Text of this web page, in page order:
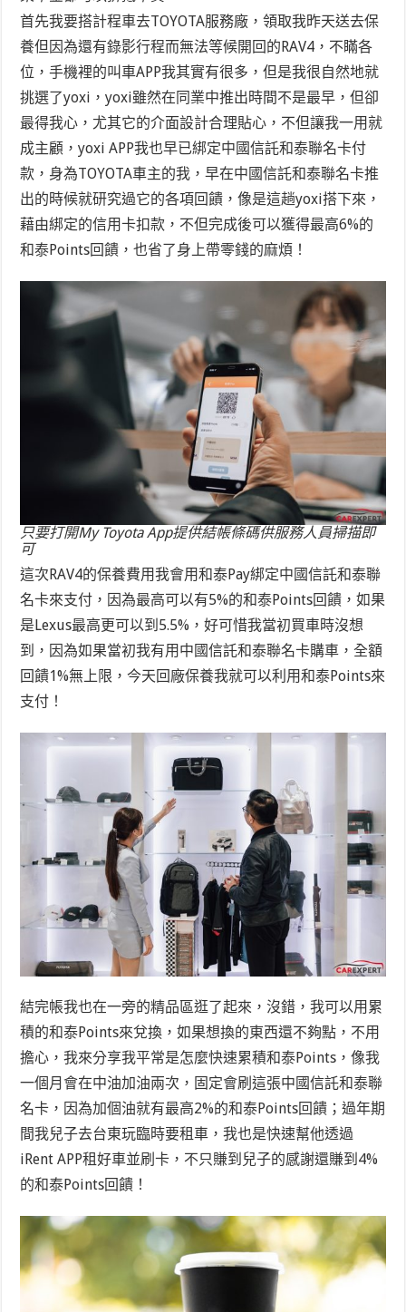
首先我要搭計程車去TOYOTA服務廠，領取我昨天送去保
養但因為還有錄影行程而無法等候開回的RAV4，不瞞各
位，手機裡的叫車APP我其實有很多，但是我很自然地就
挑選了yoxi，yoxi雖然在同業中推出時間不是最早，但卻
最得我心，尤其它的介面設計合理貼心，不但讓我一用就
成主顧，yoxi APP我也早已綁定中國信託和泰聯名卡付
款，身為TOYOTA車主的我，早在中國信託和泰聯名卡推
出的時候就研究過它的各項回饋，像是這趟yoxi搭下來，
藉由綁定的信用卡扣款，不但完成後可以獲得最高6%的
和泰Points回饋，也省了身上帶零錢的麻煩！
只要打開My Toyota App提供結帳條碼供服務人員掃描即
可
這次RAV4的保養費用我會用和泰Pay綁定中國信託和泰聯
名卡來支付，因為最高可以有5%的和泰Points回饋，如果
是Lexus最高更可以到5.5%，好可惜我當初買車時沒想
到，因為如果當初我有用中國信託和泰聯名卡購車，全額
回饋1%無上限，今天回廠保養我就可以利用和泰Points來
支付！
結完帳我也在一旁的精品區逛了起來，沒錯，我可以用累
積的和泰Points來兌換，如果想換的東西還不夠點，不用
擔心，我來分享我平常是怎麼快速累積和泰Points，像我
一個月會在中油加油兩次，固定會刷這張中國信託和泰聯
名卡，因為加個油就有最高2%的和泰Points回饋；過年期
間我兒子去台東玩臨時要租車，我也是快速幫他透過
iRent APP租好車並刷卡，不只賺到兒子的感謝還賺到4%
的和泰Points回饋！